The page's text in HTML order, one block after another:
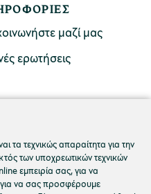
μαζί μας
ερωτήσεις
ΠΕΙΡΑΙΩΣ
τα τεχνικώς απαραίτητα για την
των υποχρεωτικών τεχνικών
εμπειρία σας, για να
να σας προσφέρουμε